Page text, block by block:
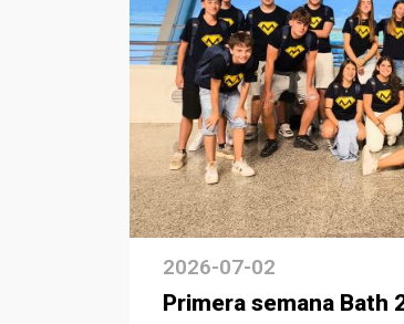
2026-07-02
Primera semana Bath